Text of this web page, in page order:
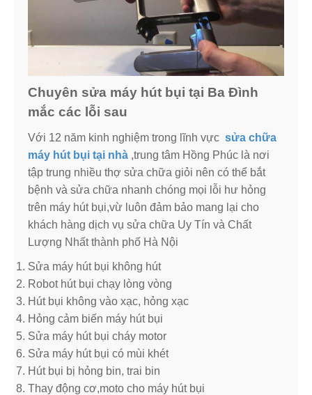
Chuyên sửa máy hút bụi tại Ba Đình
mắc các lỗi sau
Với 12 năm kinh nghiệm trong lĩnh vực sửa chữa
máy hút bụi tại nhà ,trung tâm Hồng Phúc là nơi
tập trung nhiều thợ sửa chữa giỏi nên có thể bắt
bệnh và sửa chữa nhanh chóng mọi lỗi hư hỏng
trên máy hút bụi,vừ luôn đảm bảo mang lại cho
khách hàng dịch vụ sửa chữa Uy Tín và Chất
Lượng Nhất thành phố Hà Nội
Sửa máy hút bụi không hút
Robot hút bụi chạy lòng vòng
Hút bụi không vào xạc, hỏng xạc
Hỏng cảm biến máy hút bụi
Sửa máy hút bụi cháy motor
Sửa máy hút bụi có mùi khét
Hút bụi bị hỏng bin, trai bin
Thay động cơ,moto cho máy hút bụi